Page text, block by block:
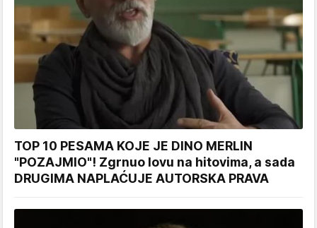
TOP 10 PESAMA KOJE JE DINO MERLIN
"POZAJMIO"! Zgrnuo lovu na hitovima, a sada
DRUGIMA NAPLAĆUJE AUTORSKA PRAVA